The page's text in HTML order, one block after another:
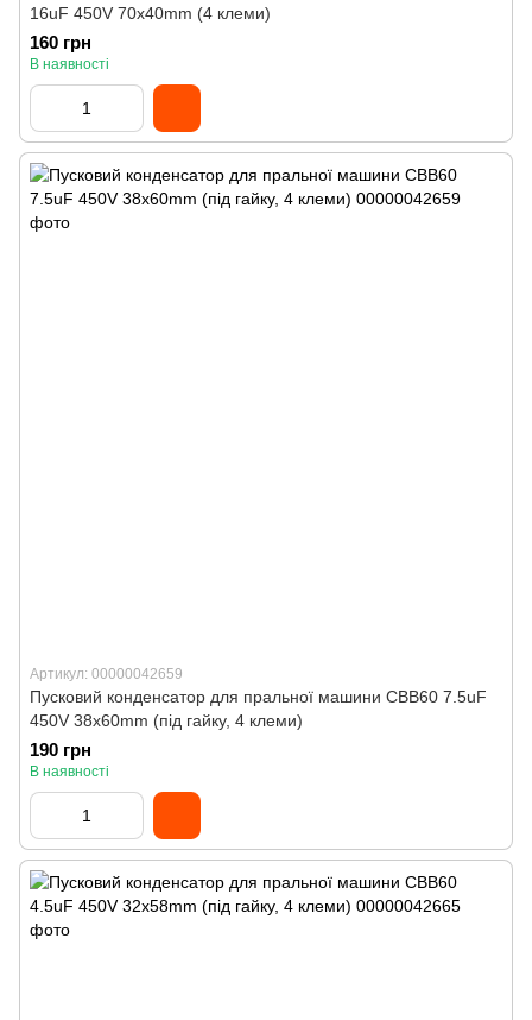
16uF 450V 70x40mm (4 клеми)
160 грн
В наявності
Артикул: 00000042659
Пусковий конденсатор для пральної машини CBB60 7.5uF
450V 38x60mm (під гайку, 4 клеми)
190 грн
В наявності